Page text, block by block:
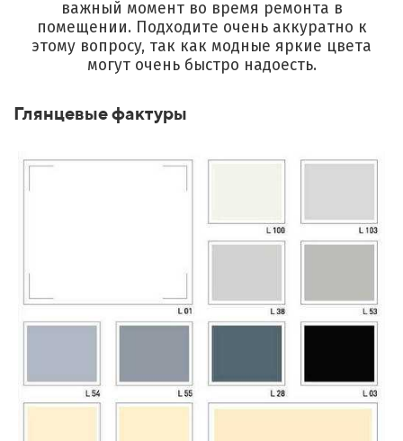
важный момент во время ремонта в
помещении.Подходите очень аккуратно к
этому вопросу, так как модные яркие цвета
могут очень быстро надоесть.
Глянцевые фактуры